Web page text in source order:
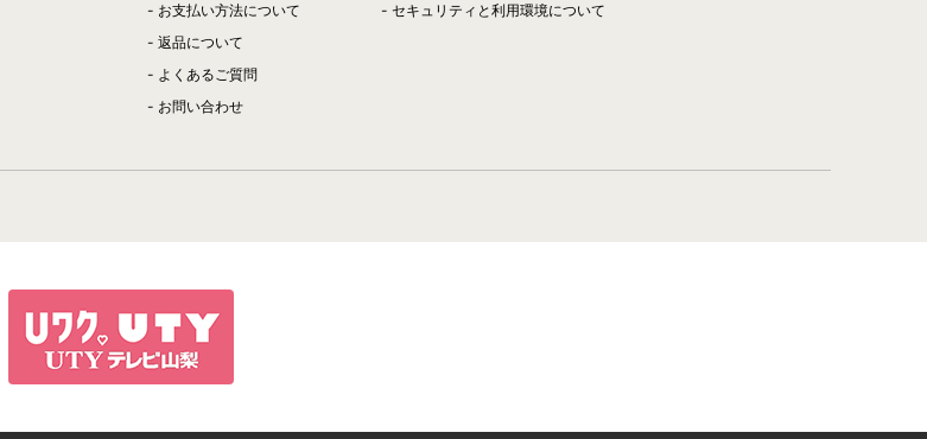
お支払い方法について
返品について
よくあるご質問
お問い合わせ
セキュリティと利用環境について